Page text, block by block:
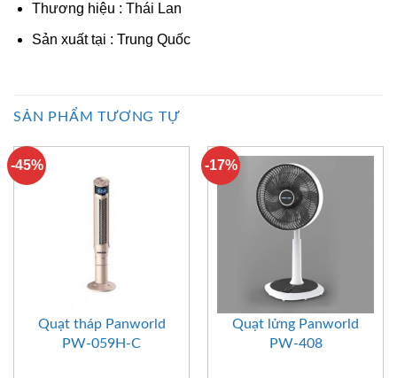
Thương hiệu : Thái Lan
Sản xuất tại : Trung Quốc
SẢN PHẨM TƯƠNG TỰ
-45%
Quạt tháp Panworld
PW-059H-C
-17%
Quạt lửng Panworld
PW-408